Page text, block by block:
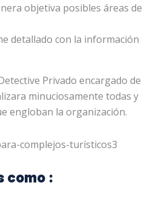
objetiva posibles áreas de
detallado con la información
Privado encargado de
minuciosamente todas y
engloban la organización.
como :